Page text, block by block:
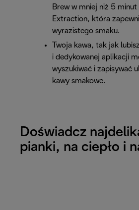
Brew w mniej niż 5
Extraction, która
wyrazistego smaku.
Twoja kawa, tak jak
i dedykowanej aplikacji
wyszukiwać i zapisywać
kawy smakowe.
Doświadcz
pianki, na ciepło i